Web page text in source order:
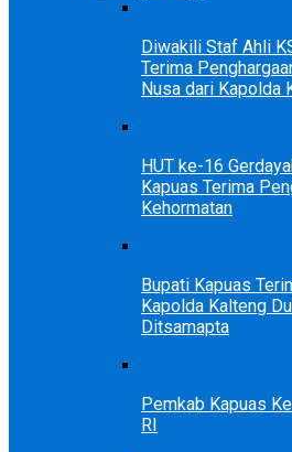
Diwakili Staf Ahli
Terima
Nusa dari Kapolda
HUT ke-16
Kapuas Terima
Kehormatan
Bupati Kapuas
Kapolda Kalteng
Ditsamapta
Pemkab Kapuas
RI